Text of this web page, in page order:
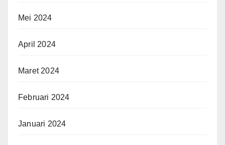
Mei 2024
April 2024
Maret 2024
Februari 2024
Januari 2024